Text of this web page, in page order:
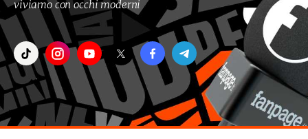
viviamo con occhi moderni